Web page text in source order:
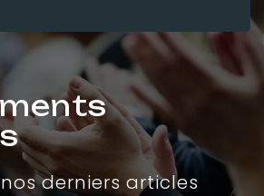
derniers articles